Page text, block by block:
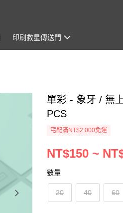
印刷救星傳送門
單彩 - 象牙 / 無
PCS
宅配滿NT$2,000免運
NT$150 ~
數量
20 40 60